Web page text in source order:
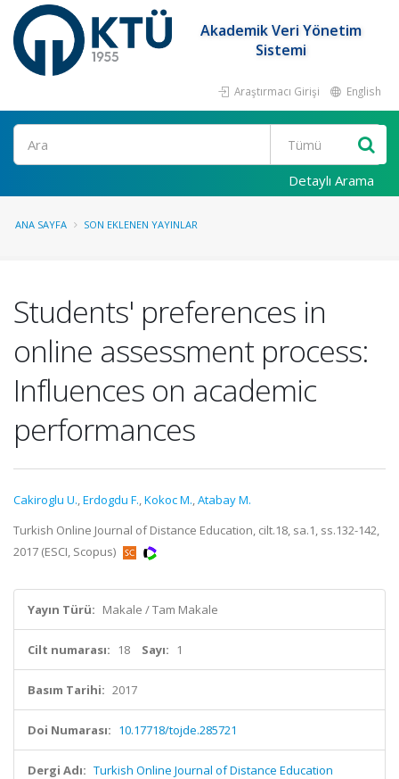
Akademik Veri Yönetim
Sistemi
Araştırmacı Girişi English
Ara
Detaylı Arama
ANA SAYFA SON EKLENEN YAYINLAR
Students' preferences in
online assessment process:
Influences on academic
performances
Cakiroglu U.,Erdogdu F.,Kokoc M.,Atabay M.
Turkish Online Journal of Distance Education, cilt.18, sa.1, ss.132-142,
2017 (ESCI, Scopus)
Yayın Türü: Makale / Tam Makale
Cilt numarası: 18 Sayı: 1
Basım Tarihi: 2017
Doi Numarası: 10.17718/tojde.285721
Dergi Adı: Turkish Online Journal of Distance Education